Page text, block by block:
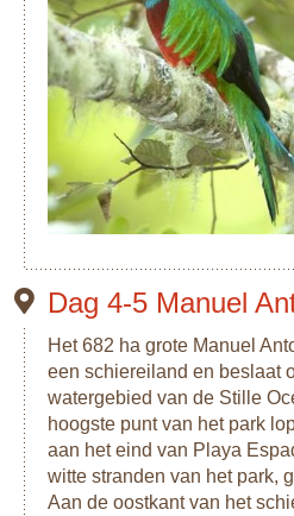
Dag 4-5 Manuel
Het 682 ha grote Manuel
een schiereiland en beslaat
watergebied van de Stille
hoogste punt van het park
aan het eind van Playa
witte stranden van het park,
Aan de oostkant van het